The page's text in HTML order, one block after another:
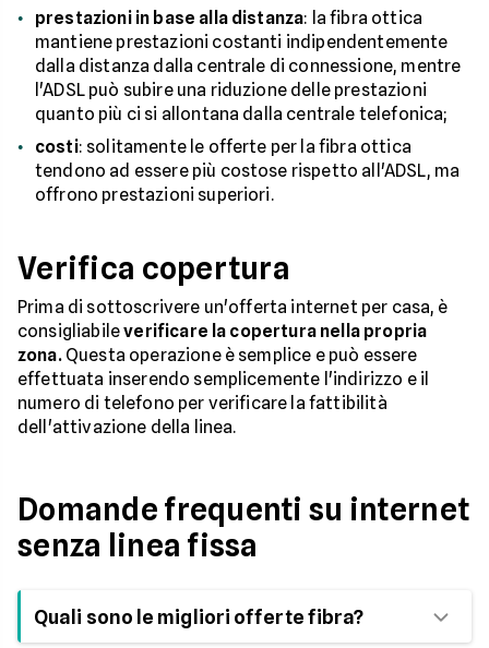
prestazioni in base alla distanza: la fibra ottica
mantiene prestazioni costanti indipendentemente
dalla distanza dalla centrale di connessione, mentre
l'ADSL può subire una riduzione delle prestazioni
quanto più ci si allontana dalla centrale telefonica;
costi: solitamente le offerte per la fibra ottica
tendono ad essere più costose rispetto all'ADSL, ma
offrono prestazioni superiori.
Verifica copertura
Prima di sottoscrivere un'offerta internet per casa, è
consigliabileverificare la copertura nella propria
zona.Questa operazione è semplice e può essere
effettuata inserendo semplicemente l'indirizzo e il
numero di telefono per verificare la fattibilità
dell'attivazione della linea.
Domande frequenti su internet
senza linea fissa
Quali sono le migliori offerte fibra?